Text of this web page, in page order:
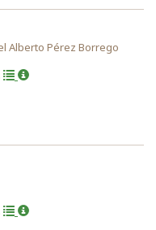
Alberto Pérez Borrego